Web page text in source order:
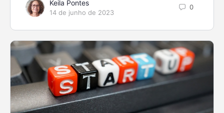
Keila Pontes
14 de junho de 2023
0